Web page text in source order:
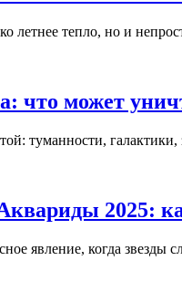
летнее тепло, но и
что может
туманности,
2025:
явление, когда звезды